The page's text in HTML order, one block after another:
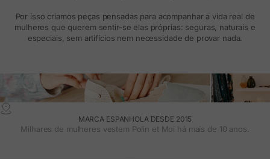
Por isso criamos peças pensadas para acompanhar a vida real de
mulheres que querem sentir-se elas próprias: seguras, naturais e
especiais, sem artifícios nem necessidade de provar nada.
MARCA ESPANHOLA DESDE 2015
Milhares de mulheres vestem Polin et Moi há mais de 10 anos.